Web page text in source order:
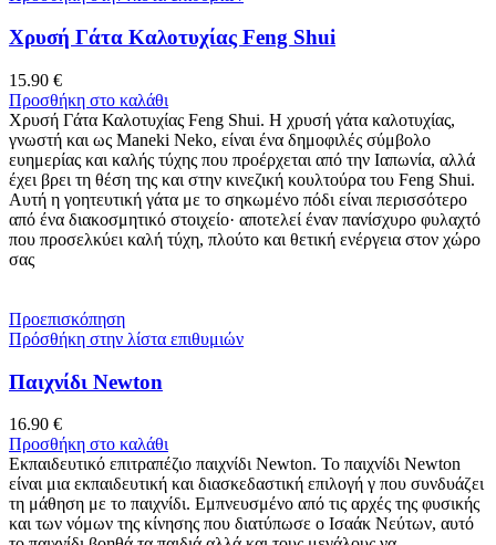
Χρυσή Γάτα Καλοτυχίας Feng Shui
15.90 €
Προσθήκη στο καλάθι
Χρυσή Γάτα Καλοτυχίας Feng Shui. Η χρυσή γάτα καλοτυχίας,
γνωστή και ως Maneki Neko, είναι ένα δημοφιλές σύμβολο
ευημερίας και καλής τύχης που προέρχεται από την Ιαπωνία, αλλά
έχει βρει τη θέση της και στην κινεζική κουλτούρα του Feng Shui.
Αυτή η γοητευτική γάτα με το σηκωμένο πόδι είναι περισσότερο
από ένα διακοσμητικό στοιχείο· αποτελεί έναν πανίσχυρο φυλαχτό
που προσελκύει καλή τύχη, πλούτο και θετική ενέργεια στον χώρο
σας
Προεπισκόπηση
Πρόσθήκη στην λίστα επιθυμιών
Παιχνίδι Newton
16.90 €
Προσθήκη στο καλάθι
Εκπαιδευτικό επιτραπέζιο παιχνίδι Newton. Το παιχνίδι Newton
είναι μια εκπαιδευτική και διασκεδαστική επιλογή γ που συνδυάζει
τη μάθηση με το παιχνίδι. Εμπνευσμένο από τις αρχές της φυσικής
και των νόμων της κίνησης που διατύπωσε ο Ισαάκ Νεύτων, αυτό